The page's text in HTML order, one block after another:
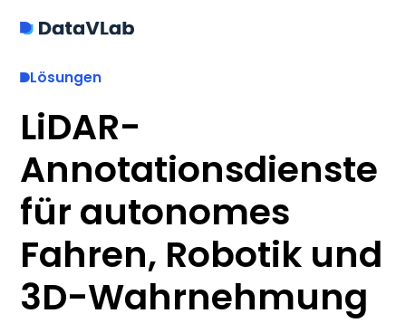
Lösungen
LiDAR-
Annotationsdienste
für autonomes
Fahren, Robotik und
3D-Wahrnehmung